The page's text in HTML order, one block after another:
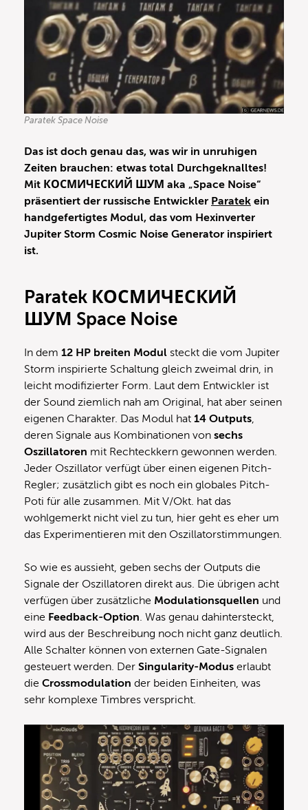
Paratek Space Noise
Das ist doch genau das, was wir in unruhigen
Zeiten brauchen: etwas total Durchgeknalltes!
Mit КОСМИЧЕСКИЙ ШУМ aka „Space Noise“
präsentiert der russische Entwickler Paratek ein
handgefertigtes Modul, das vom Hexinverter
Jupiter Storm Cosmic Noise Generator inspiriert
ist.
Paratek КОСМИЧЕСКИЙ
ШУМ Space Noise
In dem 12 HP breiten Modul steckt die vom Jupiter
Storm inspirierte Schaltung gleich zweimal drin, in
leicht modifizierter Form. Laut dem Entwickler ist
der Sound ziemlich nah am Original, hat aber seinen
eigenen Charakter. Das Modul hat 14 Outputs,
deren Signale aus Kombinationen von sechs
Oszillatoren mit Rechteckkern gewonnen werden.
Jeder Oszillator verfügt über einen eigenen Pitch-
Regler; zusätzlich gibt es noch ein globales Pitch-
Poti für alle zusammen. Mit V/Okt. hat das
wohlgemerkt nicht viel zu tun, hier geht es eher um
das Experimentieren mit den Oszillatorstimmungen.
So wie es aussieht, geben sechs der Outputs die
Signale der Oszillatoren direkt aus. Die übrigen acht
verfügen über zusätzliche Modulationsquellen und
eine Feedback-Option. Was genau dahintersteckt,
wird aus der Beschreibung noch nicht ganz deutlich.
Alle Schalter können von externen Gate-Signalen
gesteuert werden. Der Singularity-Modus erlaubt
die Crossmodulation der beiden Einheiten, was
sehr komplexe Timbres verspricht.